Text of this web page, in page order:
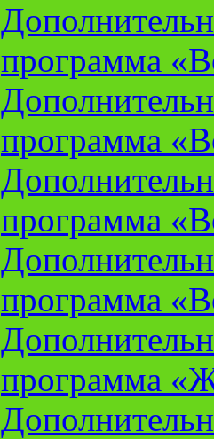
программа
программа
программа
программа
программа